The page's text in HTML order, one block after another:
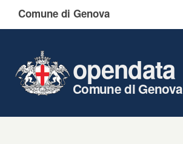
Comune di Genova
opendata
Comune di Genova